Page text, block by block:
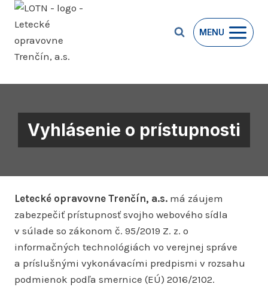
Prejsť
obsah
MENU
Vyhlásenie o prístupnosti
Letecké opravovne Trenčín, a.s. má záujem
zabezpečiť prístupnosť svojho webového sídla
v súlade so zákonom č. 95/2019 Z. z. o
informačných technológiách vo verejnej správe
a príslušnými vykonávacími predpismi v rozsahu
podmienok podľa smernice (EÚ) 2016/2102.